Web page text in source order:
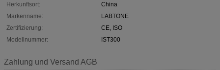
Herkunftsort:
China
Markenname:
LABTONE
Zertifizierung:
CE, ISO
Modellnummer:
IST300
Zahlung und Versand AGB